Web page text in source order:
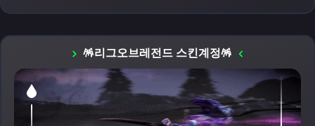
🪅리그오브레전드 스킨계정🪅